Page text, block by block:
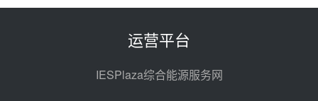
规模化助力构建绿色低碳电力供给
架协议项目中标候选人公示
运营平台
IESPlaza综合能源服务网